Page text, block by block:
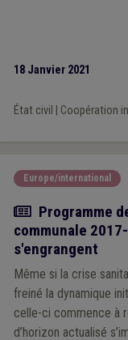
18 Janvier 2021
État civil Coopération
Europe/international
Article
Programme
communale
s'engrangent
Même si la crise
freiné la dynamique
celle-ci commence à
d’horizon actualisé